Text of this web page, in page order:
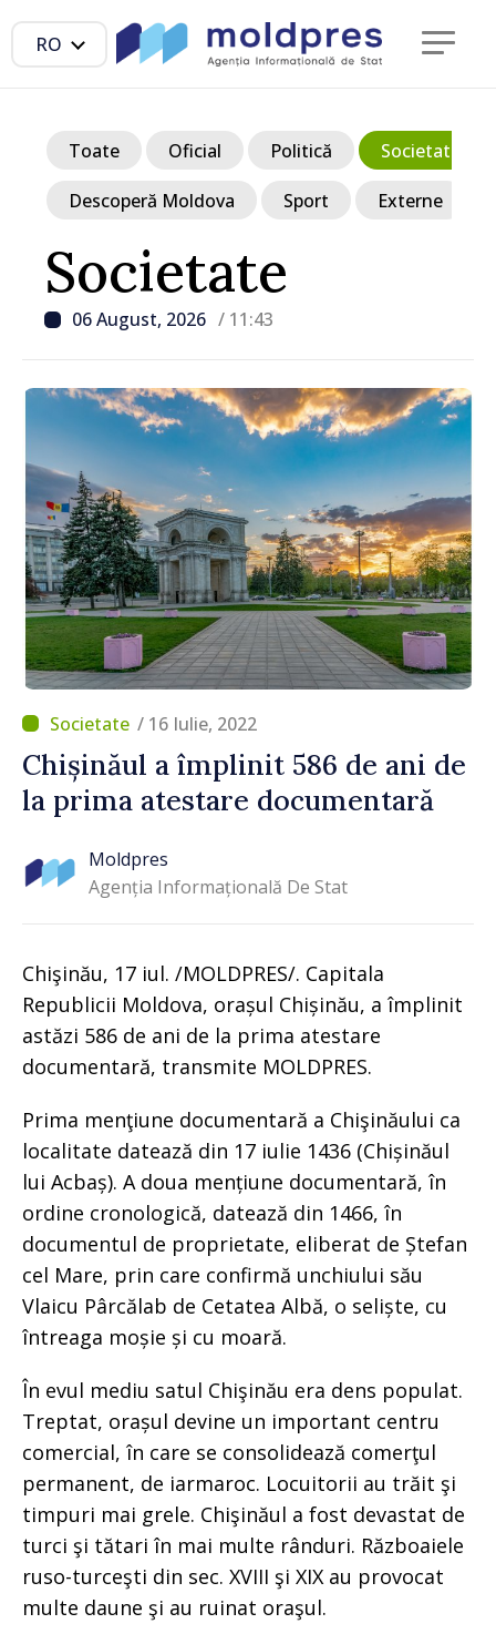
RO
Societate
06 August, 2026 / 11:43
Toate Oficial Politică Societate
Descoperă Moldova Sport Externe
/ 16 Iulie, 2022
Chișinăul a împlinit 586 de ani de
la prima atestare documentară
Moldpres
Agenția Informațională De Stat
Chişinău, 17 iul. /MOLDPRES/. Capitala
Republicii Moldova, orașul Chișinău, a împlinit
astăzi 586 de ani de la prima atestare
documentară, transmite MOLDPRES.
Prima menţiune documentară a Chişinăului ca
localitate datează din 17 iulie 1436 (Chișinăul
lui Acbaș). A doua mențiune documentară, în
ordine cronologică, datează din 1466, în
documentul de proprietate, eliberat de Ștefan
cel Mare, prin care confirmă unchiului său
Vlaicu Pârcălab de Cetatea Albă, o seliște, cu
întreaga moșie și cu moară.
În evul mediu satul Chişinău era dens populat.
Treptat, orașul devine un important centru
comercial, în care se consolidează comerţul
permanent, de iarmaroc. Locuitorii au trăit şi
timpuri mai grele. Chişinăul a fost devastat de
turci şi tătari în mai multe rânduri. Războaiele
ruso-turceşti din sec. XVIII şi XIX au provocat
multe daune şi au ruinat oraşul.